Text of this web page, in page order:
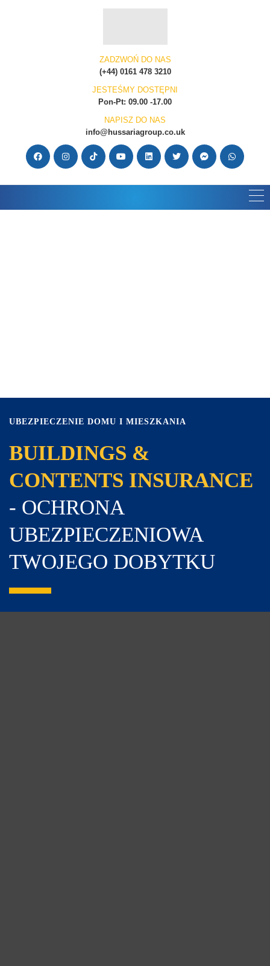
ZADZWOŃ DO NAS
(+44) 0161 478 3210
JESTEŚMY DOSTĘPNI
Pon-Pt: 09.00 -17.00
NAPISZ DO NAS
info@hussariagroup.co.uk
UBEZPIECZENIE DOMU I MIESZKANIA
BUILDINGS &
CONTENTS INSURANCE
- OCHRONA
UBEZPIECZENIOWA
TWOJEGO DOBYTKU